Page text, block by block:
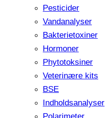
Pesticider
Vandanalyser
Bakterietoxiner
Hormoner
Phytotoksiner
Veterinære kits
BSE
Indholdsanalyser